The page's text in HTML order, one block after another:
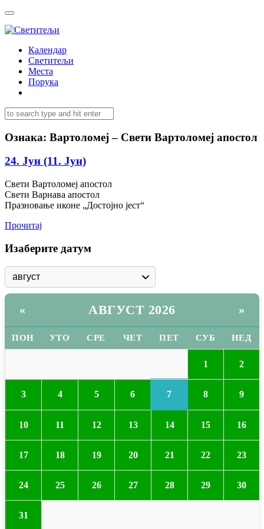
Календар
Светитељи
Места
Порука
Ознака: Вартоломеј – Свети Вартоломеј апостол
24. Јун (11. Јун)
Свети Вартоломеј апостол
Свети Варнава апостол
Празновање иконе „Достојно јест“
Прочитај
Изаберите датум
« АВГУСТ 2026 »
ПОН УТО СРЕ ЧЕТ ПЕТ СУБ НЕД
1 2
3 4 5 6 7 8 9
10 11 12 13 14 15 16
17 18 19 20 21 22 23
24 25 26 27 28 29 30
31